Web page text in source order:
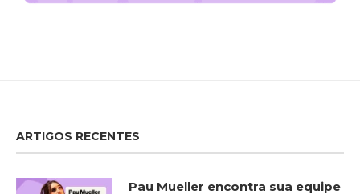
ARTIGOS RECENTES
Pau Mueller encontra sua equipe